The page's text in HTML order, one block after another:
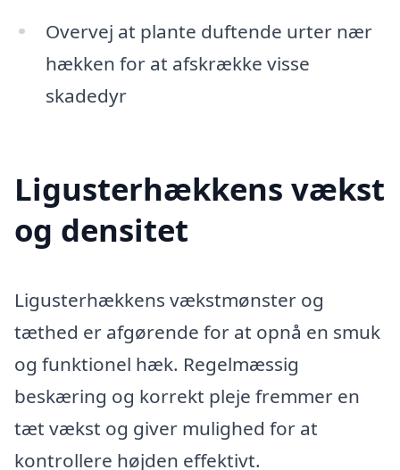
Overvej at plante duftende urter nær
hækken for at afskrække visse
skadedyr
Ligusterhækkens vækst
og densitet
Ligusterhækkens vækstmønster og
tæthed er afgørende for at opnå en smuk
og funktionel hæk. Regelmæssig
beskæring og korrekt pleje fremmer en
tæt vækst og giver mulighed for at
kontrollere højden effektivt.